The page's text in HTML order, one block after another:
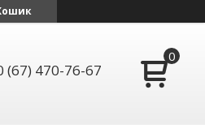
(67) 470-76-67